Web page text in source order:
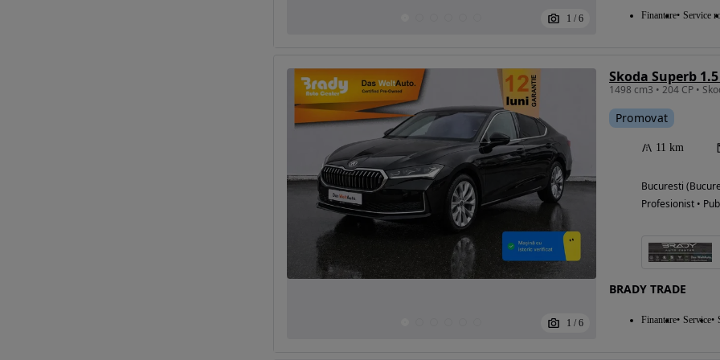
1 / 6 Finantare Service
1 / 6
Promovat
11 km
Bucuresti
Profesionist •
BRADY TRADE
Finantare Service